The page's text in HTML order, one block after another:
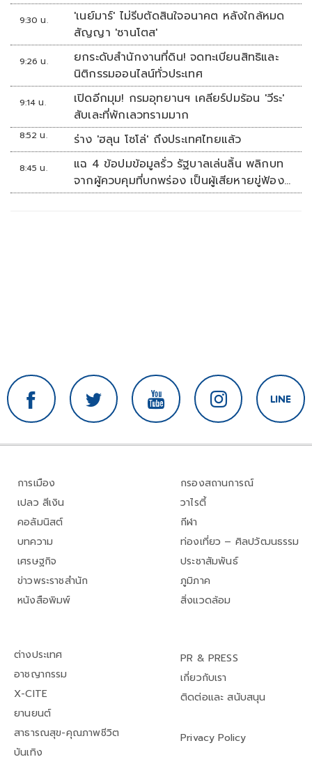
9:30 น.
'เนย์มาร์' ไม่รีบตัดสินใจอนาคต หลังใกล้หมด
สัญญา 'ซานโตส'
9:26 น.
ยกระดับสำนักงานที่ดิน! จดทะเบียนสิทธิและ
นิติกรรมออนไลน์ทั่วประเทศ
9:14 น.
เปิดอีกมุม! กรมอุทยานฯ เคลียร์ปมร้อน 'วีระ'
สับเละที่พักเลวทรามมาก
8:52 น. ร่าง 'ฮลุน โซโล่' ถึงประเทศไทยแล้ว
8:45 น.
แฉ 4 ข้อปมข้อมูลรั่ว รัฐบาลเล่นลิ้น พลิกบท
จากผู้ควบคุมที่บกพร่อง เป็นผู้เสียหายขู่ฟ้อง
คนเอาความจริงมาพูด
การเมือง
เปลว สีเงิน
คอลัมนิสต์
บทความ
เศรษฐกิจ
ข่าวพระราชสำนัก
หนังสือพิมพ์
กรองสถานการณ์
วาไรตี้
กีฬา
ท่องเที่ยว – ศิลปวัฒนธรรม
ประชาสัมพันธ์
ภูมิภาค
สิ่งแวดล้อม
ต่างประเทศ
อาชญากรรม
X-CITE
ยานยนต์
สาธารณสุข-คุณภาพชีวิต
บันเทิง
PR & PRESS
เกี่ยวกับเรา
ติดต่อและ สนับสนุน
Privacy Policy